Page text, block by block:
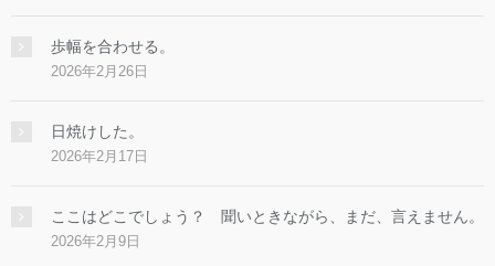
歩幅を合わせる。
2026年2月26日
日焼けした。
2026年2月17日
ここはどこでしょう？ 聞いときながら、まだ、言えません。
2026年2月9日